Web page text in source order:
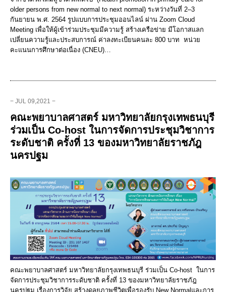
older persons from new normal to next normal) ระหว่างวันที่ 2–3
กันยายน พ.ศ. 2564 รูปแบบการประชุมออนไลน์ ผ่าน Zoom Cloud
Meeting เพื่อให้ผู้เข้าร่วมประชุมมีความรู้ สร้างเครือข่าย มีโอกาสแลก
เปลี่ยนความรู้และประสบการณ์ ค่าลงทะเบียนคนละ 800 บาท หน่วย
คะแนนการศึกษาต่อเนื่อง (CNEU)…
− JUL 09,2021 −
คณะพยาบาลศาสตร์ มหาวิทยาลัยกรุงเทพธนบุรี
ร่วมเป็น Co-host ในการจัดการประชุมวิชาการ
ระดับชาติ ครั้งที่ 13 ของมหาวิทยาลัยราชภัฎ
นครปฐม
คณะพยาบาลศาสตร์ มหาวิทยาลัยกรุงเทพธนบุรี ร่วมเป็น Co-host ในการ
จัดการประชุมวิชาการระดับชาติ ครั้งที่ 13 ของมหาวิทยาลัยราชภัฎ
นครปฐม เรื่องการวิจัย สร้างดุลยภาพชีวิตเพื่อรองรับ New Normalและการ